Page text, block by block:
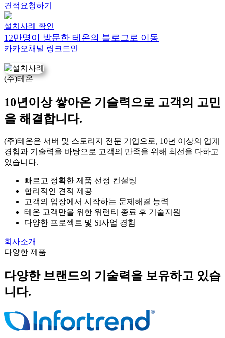
견적요청하기
설치사례 확인
12만명이 방문한 테온의 블로그로 이동
카카오채널 링크드인
(주)테온
10년이상 쌓아온 기술력으로 고객의 고민
을 해결합니다.
(주)테온은 서버 및 스토리지 전문 기업으로, 10년 이상의 업계
경험과 기술력을 바탕으로 고객의 만족을 위해 최선을 다하고
있습니다.
빠르고 정확한 제품 선정 컨설팅
합리적인 견적 제공
고객의 입장에서 시작하는 문제해결 능력
테온 고객만을 위한 워런티 종료 후 기술지원
다양한 프로젝트 및 SI사업 경험
회사소개
다양한 제품
다양한 브랜드의 기술력을 보유하고 있습
니다.